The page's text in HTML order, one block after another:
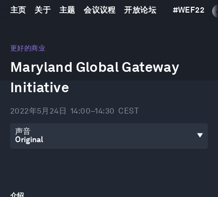
主页 关于 主题 会议议程 开放论坛 #WEF22
更好的商业
Maryland Global Gateway
Initiative
2022年5月24日 14:00–14:30 CEST
声音
介绍
seconds
7
minutes,
seconds